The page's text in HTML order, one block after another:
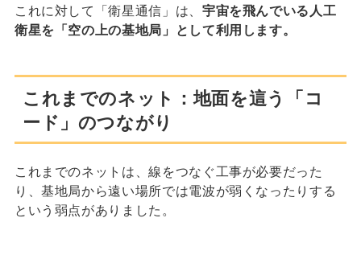
これに対して「衛星通信」は、 宇宙を飛んでいる人工
衛星を「空の上の基地局」として利用します。
これまでのネット：地面を這う「コ
ード」のつながり
これまでのネットは、線をつなぐ工事が必要だった
り、基地局から遠い場所では電波が弱くなったりする
という弱点がありました。